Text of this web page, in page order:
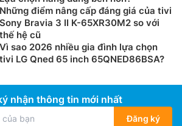
QLED
cấp với công nghệ Neo QLED của
HDR và​​Mini LED Panels đảm bảo
phản và độ sáng tuyệt vời. Dòng
Những điểm nâng cấp đáng giá của tivi
Sony Bravia 3 II K-65XR30M2 so với
thế hệ cũ
Vì sao 2026 nhiều gia đình lựa chọn
tivi LG Qned 65 inch 65QNED86BSA?
nhận thông tin mới nhất
Đăng ký